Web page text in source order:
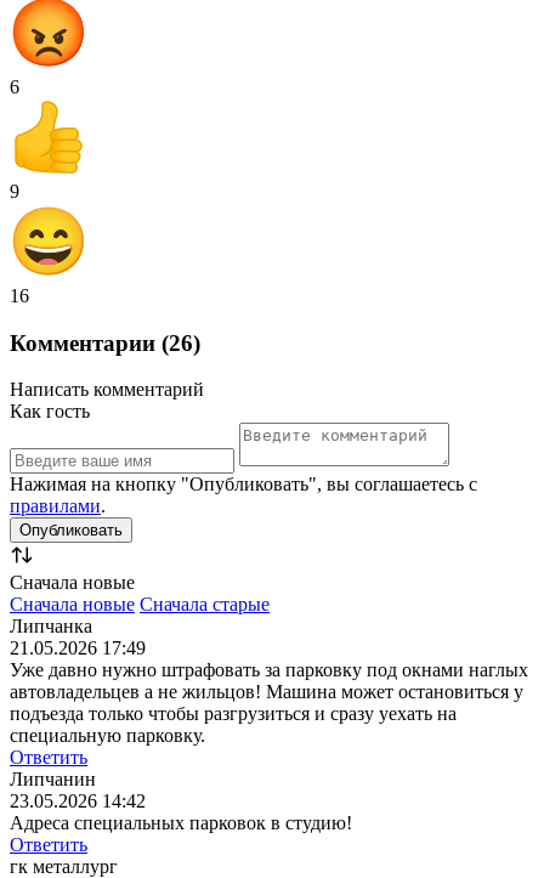
6
9
16
Комментарии (26)
Написать комментарий
Как гость
Нажимая на кнопку "Опубликовать", вы соглашаетесь с
правилами.
Сначала новые
Сначала новые Сначала старые
Липчанка
21.05.2026 17:49
Уже давно нужно штрафовать за парковку под окнами наглых
автовладельцев а не жильцов! Машина может остановиться у
подъезда только чтобы разгрузиться и сразу уехать на
специальную парковку.
Ответить
Липчанин
23.05.2026 14:42
Адреса специальных парковок в студию!
Ответить
гк металлург